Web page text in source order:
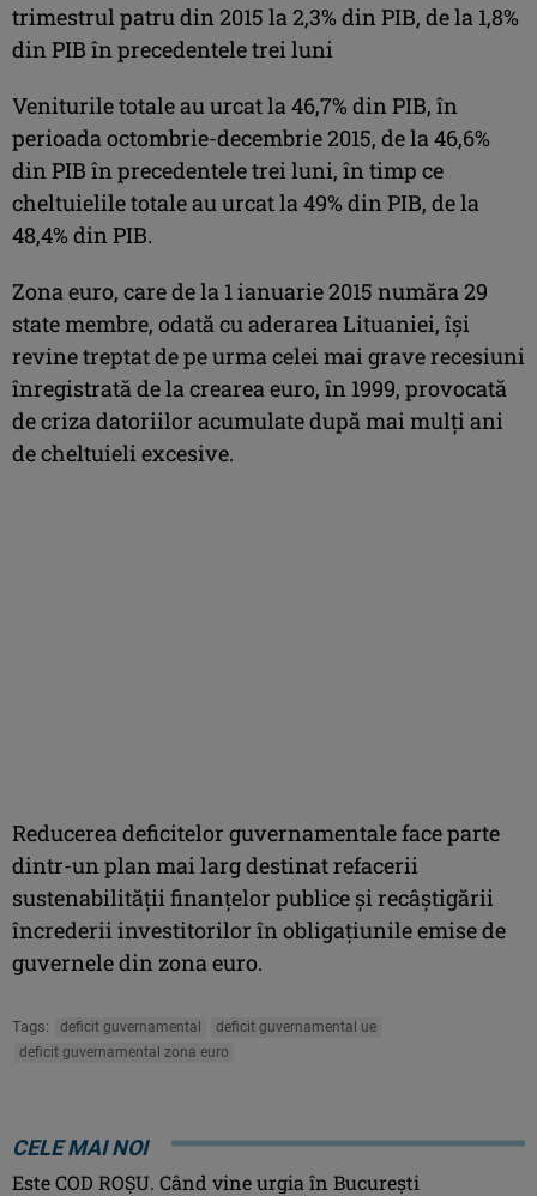
trimestrul patru din 2015 la 2,3% din PIB, de la 1,8%
din PIB în precedentele trei luni
Veniturile totale au urcat la 46,7% din PIB, în
perioada octombrie-decembrie 2015, de la 46,6%
din PIB în precedentele trei luni, în timp ce
cheltuielile totale au urcat la 49% din PIB, de la
48,4% din PIB.
Zona euro, care de la 1 ianuarie 2015 număra 29
state membre, odată cu aderarea Lituaniei, îşi
revine treptat de pe urma celei mai grave recesiuni
înregistrată de la crearea euro, în 1999, provocată
de criza datoriilor acumulate după mai mulţi ani
de cheltuieli excesive.
Reducerea deficitelor guvernamentale face parte
dintr-un plan mai larg destinat refacerii
sustenabilităţii finanţelor publice şi recâştigării
încrederii investitorilor în obligaţiunile emise de
guvernele din zona euro.
Tags: deficit guvernamental
deficit guvernamental ue
deficit guvernamental zona euro
CELE MAI NOI
Este COD ROŞU. Când vine urgia în Bucureşti